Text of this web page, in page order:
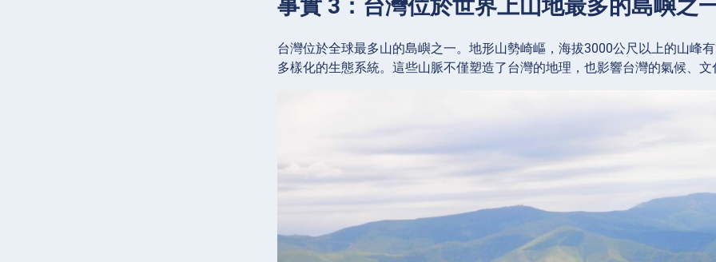
事實 3：台灣位於世界上山地最多的島嶼之
台灣位於全球最多山的島嶼之一。地形山勢崎嶇，海拔3000公尺以上的山峰
多樣化的生態系統。這些山脈不僅塑造了台灣的地理，也影響台灣的氣候、